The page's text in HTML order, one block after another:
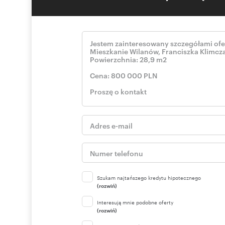
Szukam najtańszego kredytu hipotecznego
(rozwiń)
Interesują mnie podobne oferty
(rozwiń)